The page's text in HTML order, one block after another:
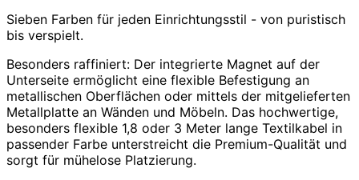
Sieben Farben für jeden Einrichtungsstil - von puristisch
bis verspielt.
Besonders raffiniert: Der integrierte Magnet auf der
Unterseite ermöglicht eine flexible Befestigung an
metallischen Oberflächen oder mittels der mitgelieferten
Metallplatte an Wänden und Möbeln. Das hochwertige,
besonders flexible 1,8 oder 3 Meter lange Textilkabel in
passender Farbe unterstreicht die Premium-Qualität und
sorgt für mühelose Platzierung.